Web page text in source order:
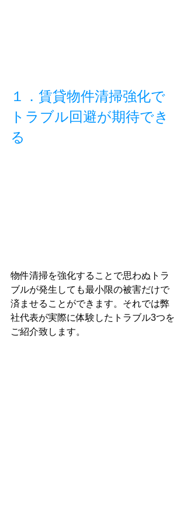
１．賃貸物件清掃強化で
トラブル回避が期待でき
る
物件清掃を強化することで思わぬトラ
ブルが発生しても最小限の被害だけで
済ませることができます。それでは弊
社代表が実際に体験したトラブル3つを
ご紹介致します。